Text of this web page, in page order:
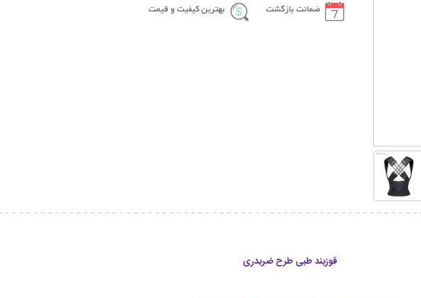
ضمانت بازگشت بهترین کیفیت و قیمت
قوزبند طبی طرح ضربدری